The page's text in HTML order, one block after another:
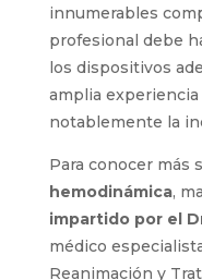
innumerables
profesional debe
los dispositivos
amplia
notablemente la
Para conocer más
hemodinámica,
impartido por el
médico
Reanimación y